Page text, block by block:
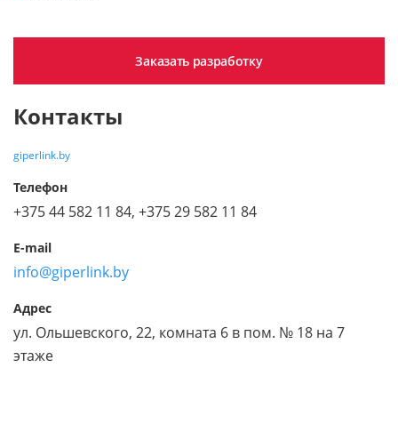
Заказать разработку
Контакты
giperlink.by
Телефон
+375 44 582 11 84, +375 29 582 11 84
E-mail
info@giperlink.by
Адрес
ул. Ольшевского, 22, комната 6 в пом. № 18 на 7
этаже